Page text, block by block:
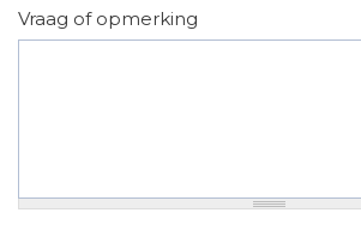
Vraag of opmerking